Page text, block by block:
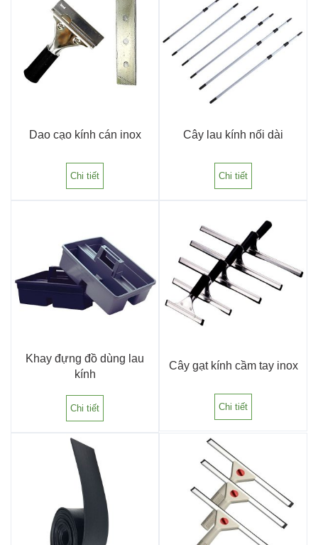
Dao cạo kính cán inox
Chi tiết
Cây lau kính nối dài
Chi tiết
Khay đựng đồ dùng lau
kính
Chi tiết
Cây gạt kính cầm tay inox
Chi tiết